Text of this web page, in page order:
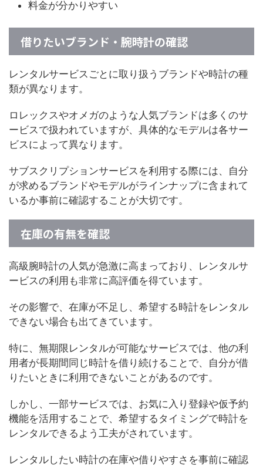
料金が分かりやすい
借りたいブランド・腕時計の確認
レンタルサービスごとに取り扱うブランドや時計の種
類が異なります。
ロレックスやオメガのような人気ブランドは多くのサ
ービスで扱われていますが、具体的なモデルは各サー
ビスによって異なります。
サブスクリプションサービスを利用する際には、自分
が求めるブランドやモデルがラインナップに含まれて
いるか事前に確認することが大切です。
在庫の有無を確認
高級腕時計の人気が急激に高まっており、レンタルサ
ービスの利用も非常に高評価を得ています。
その影響で、在庫が不足し、希望する時計をレンタル
できない場合も出てきています。
特に、無期限レンタルが可能なサービスでは、他の利
用者が長期間同じ時計を借り続けることで、自分が借
りたいときに利用できないことがあるのです。
しかし、一部サービスでは、お気に入り登録や仮予約
機能を活用することで、希望するタイミングで時計を
レンタルできるよう工夫がされています。
レンタルしたい時計の在庫や借りやすさを事前に確認